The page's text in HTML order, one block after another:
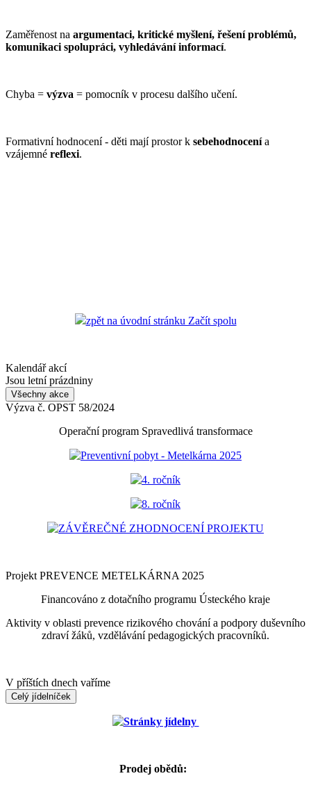
Zaměřenost na argumentaci, kritické myšlení, řešení problémů,
komunikaci spolupráci, vyhledávání informací.
Chyba = výzva = pomocník v procesu dalšího učení.
Formativní hodnocení - děti mají prostor k sebehodnocenía
vzájemné reflexi.
zpět na úvodní stránku Začít spolu
Kalendář akcí
Jsou letní prázdniny
Všechny akce
Výzva č. OPST 58/2024
Operační program Spravedlivá transformace
Preventivní pobyt - Metelkárna 2025
4. ročník
8. ročník
ZÁVĚREČNÉ ZHODNOCENÍ PROJEKTU
Projekt PREVENCE METELKÁRNA 2025
Financováno z dotačního programu Ústeckého kraje
Aktivity v oblasti prevence rizikového chování a podpory duševního
zdraví žáků, vzdělávání pedagogických pracovníků.
V příštích dnech vaříme
Celý jídelníček
Stránky jídelny
Prodej obědů: